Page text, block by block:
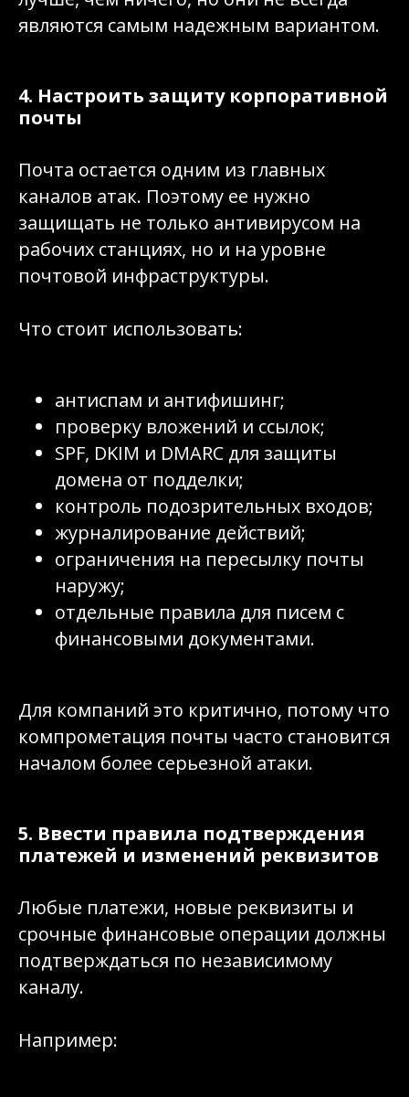
являются самым надежным вариантом.
4. Настроить защиту корпоративной
почты
Почта остается одним из главных
каналов атак. Поэтому ее нужно
защищать не только антивирусом на
рабочих станциях, но и на уровне
почтовой инфраструктуры.
Что стоит использовать:
антиспам и антифишинг;
проверку вложений и ссылок;
SPF, DKIM и DMARC для защиты
домена от подделки;
контроль подозрительных входов;
журналирование действий;
ограничения на пересылку почты
наружу;
отдельные правила для писем с
финансовыми документами.
Для компаний это критично, потому что
компрометация почты часто становится
началом более серьезной атаки.
5. Ввести правила подтверждения
платежей и изменений реквизитов
Любые платежи, новые реквизиты и
срочные финансовые операции должны
подтверждаться по независимому
каналу.
Например: